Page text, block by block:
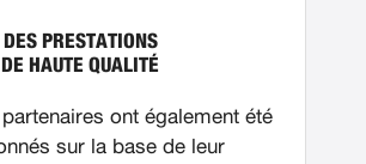
DES PRESTATIONS
DE HAUTE QUALITÉ
ont également été
sur la base de leur